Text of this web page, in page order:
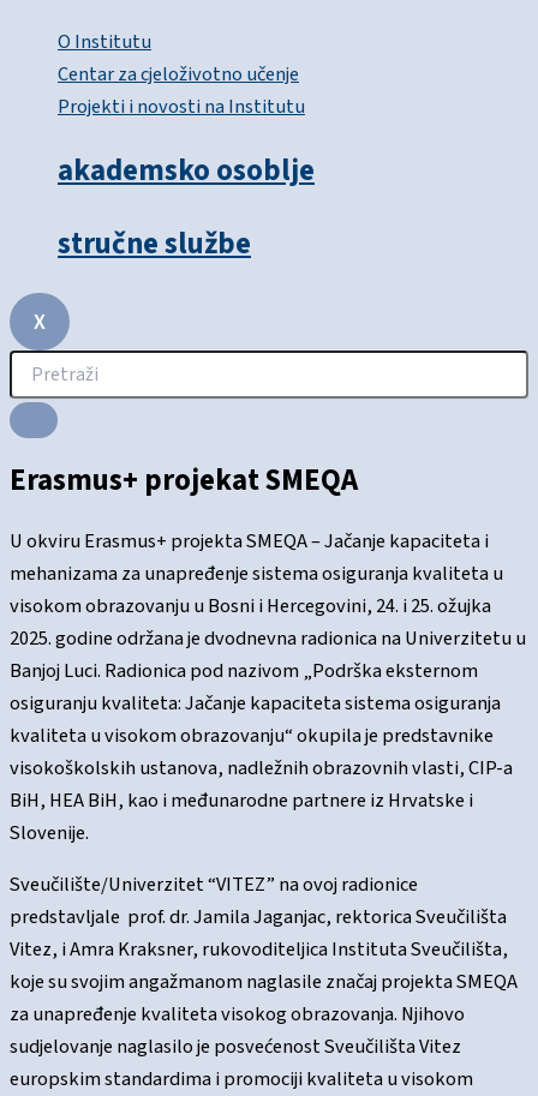
O Institutu
Centar za cjeloživotno učenje
Projekti i novosti na Institutu
akademsko osoblje
stručne službe
X
Erasmus+ projekat SMEQA
U okviru Erasmus+ projekta SMEQA – Jačanje kapaciteta i
mehanizama za unapređenje sistema osiguranja kvaliteta u
visokom obrazovanju u Bosni i Hercegovini, 24. i 25. ožujka
2025. godine održana je dvodnevna radionica na Univerzitetu u
Banjoj Luci. Radionica pod nazivom „Podrška eksternom
osiguranju kvaliteta: Jačanje kapaciteta sistema osiguranja
kvaliteta u visokom obrazovanju“ okupila je predstavnike
visokoškolskih ustanova, nadležnih obrazovnih vlasti, CIP-a
BiH, HEA BiH, kao i međunarodne partnere iz Hrvatske i
Slovenije.
Sveučilište/Univerzitet “VITEZ” na ovoj radionice
predstavljale prof. dr. Jamila Jaganjac, rektorica Sveučilišta
Vitez, i Amra Kraksner, rukovoditeljica Instituta Sveučilišta,
koje su svojim angažmanom naglasile značaj projekta SMEQA
za unapređenje kvaliteta visokog obrazovanja. Njihovo
sudjelovanje naglasilo je posvećenost Sveučilišta Vitez
europskim standardima i promociji kvaliteta u visokom